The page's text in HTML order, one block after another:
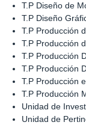
T.P Diseño de
T.P Diseño
T.P Producción
T.P Producción
T.P Producción
T.P Producción
T.P Producción
T.P Producción
Unidad de
Unidad de